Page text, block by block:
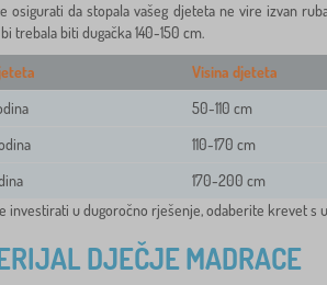
osigurati da stopala vašeg djeteta ne vire izvan
trebala biti dugačka 140-150 cm.
Visina djeteta
50-110 cm
110-170 cm
170-200 cm
investirati u dugoročno rješenje, odaberite krevet
DJEČJE MADRACE